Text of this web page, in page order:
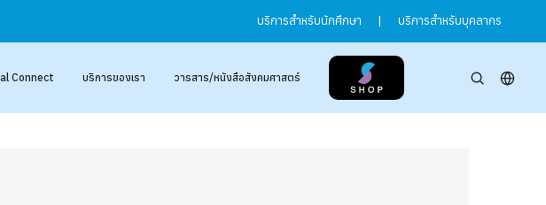
บริการสำหรับนักศึกษา | บริการสำหรับบุคลากร
Connect บริการของเรา วารสาร/หนังสือสังคมศาสตร์